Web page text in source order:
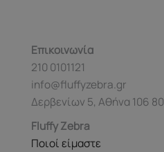
Επικοινωνία
210 0101121
info@fluffyzebra.gr
Δερβενίων 5, Αθήνα 106 80
Fluffy Zebra
Ποιοί είμαστε